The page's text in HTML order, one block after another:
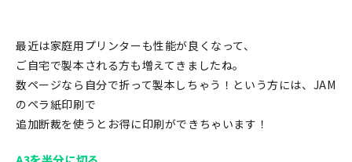
イベント
印刷見本
シルクスクリーン
最近は家庭用プリンターも性能が良くなって、
ご自宅で製本される方も増えてきましたね。
数ページなら自分で折って製本しちゃう！という方には、JAM
のペラ紙印刷で
追加断裁を使うとお得に印刷ができちゃいます！